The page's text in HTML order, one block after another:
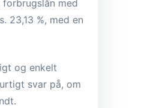
med
23,13 %, med en
og enkelt
svar på, om